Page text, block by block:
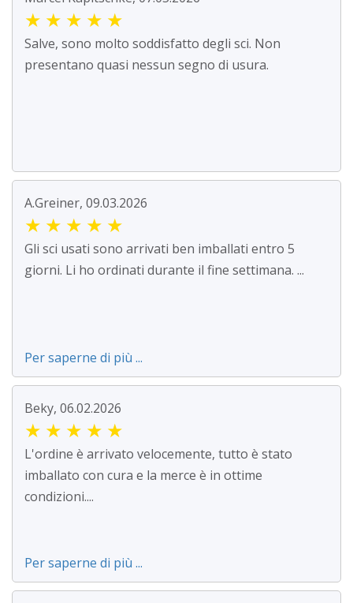
★ ★ ★ ★ ★
Salve, sono molto soddisfatto degli sci. Non
presentano quasi nessun segno di usura.
A.Greiner, 09.03.2026
★ ★ ★ ★ ★
Gli sci usati sono arrivati ben imballati entro 5
giorni. Li ho ordinati durante il fine settimana. ...
Per saperne di più ...
Beky, 06.02.2026
★ ★ ★ ★ ★
L'ordine è arrivato velocemente, tutto è stato
imballato con cura e la merce è in ottime
condizioni....
Per saperne di più ...